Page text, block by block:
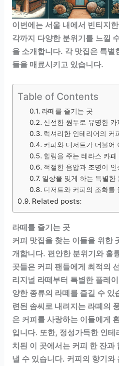
이번에는 서울 내에서 빈티지
각까지 다양한 분위기를 느낄
을 소개합니다. 각 맛집은 특별
들을 매료시키고 있습니다.
Table of Contents
라떼를 즐기는 곳
신선한 원두로 유명한 카
럭셔리한 인테리어의 커
커피와 디저트가 더불어
힐링을 주는 테라스 카페
적절한 음압과 조명이 인
일상을 잊게 하는 특별한
디저트와 커피의 조화를
Related posts:
라떼를 즐기는 곳
커피 맛집을 찾는 이들을 위한
개합니다. 편안한 분위기와 훌
곳들은 커피 팬들에게 최적의
리지널 라떼부터 특별한 플레
양한 종류의 라떼를 즐길 수 있
련된 솜씨로 내려지는 라떼의
은 커피를 사랑하는 이들에게
입니다. 또한, 정성가득한 인테
치된 이 곳에서는 커피 한 잔과
낼 수 있습니다. 커피의 향기와